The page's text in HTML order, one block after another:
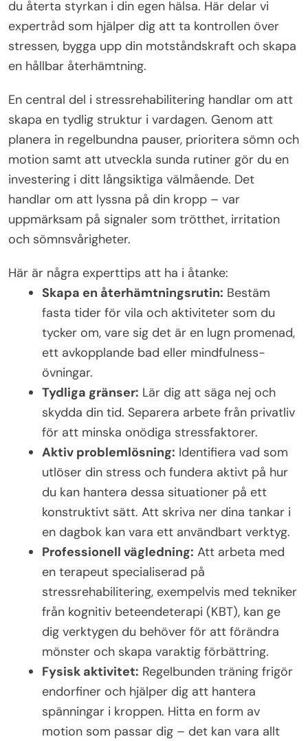
du återta styrkan i din egen hälsa. Här delar vi
expertråd som hjälper dig att ta kontrollen över
stressen, bygga upp din motståndskraft och skapa
en hållbar återhämtning.
En central del i stressrehabilitering handlar om att
skapa en tydlig struktur i vardagen. Genom att
planera in regelbundna pauser, prioritera sömn och
motion samt att utveckla sunda rutiner gör du en
investering i ditt långsiktiga välmående. Det
handlar om att lyssna på din kropp – var
uppmärksam på signaler som trötthet, irritation
och sömnsvårigheter.
Här är några experttips att ha i åtanke:
Skapa en återhämtningsrutin: Bestäm
fasta tider för vila och aktiviteter som du
tycker om, vare sig det är en lugn promenad,
ett avkopplande bad eller mindfulness-
övningar.
Tydliga gränser: Lär dig att säga nej och
skydda din tid. Separera arbete från privatliv
för att minska onödiga stressfaktorer.
Aktiv problemlösning: Identifiera vad som
utlöser din stress och fundera aktivt på hur
du kan hantera dessa situationer på ett
konstruktivt sätt. Att skriva ner dina tankar i
en dagbok kan vara ett användbart verktyg.
Professionell vägledning: Att arbeta med
en terapeut specialiserad på
stressrehabilitering, exempelvis med tekniker
från kognitiv beteendeterapi (KBT), kan ge
dig verktygen du behöver för att förändra
mönster och skapa varaktig förbättring.
Fysisk aktivitet: Regelbunden träning frigör
endorfiner och hjälper dig att hantera
spänningar i kroppen. Hitta en form av
motion som passar dig – det kan vara allt